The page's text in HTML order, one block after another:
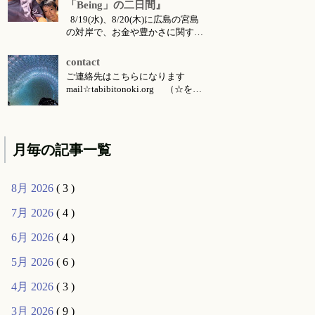
「Being」の二日間』
8/19(水)、8/20(木)に広島の宮島
の対岸で、お金や豊かさに関する
りました。 ご要望により前回六
月に東京で行った 『〜お金・豊
かさ・宇宙の流れ〜』 のお話の
続編的な内容になります。（こち
contact
ご連絡先はこちらになります
mail☆tabibitonoki.org （☆を@
ークショップ・セッション・リト
リート・出張情報等 対面セッシ
月毎の記事一覧
8月 2026 ( 3 )
7月 2026 ( 4 )
6月 2026 ( 4 )
5月 2026 ( 6 )
4月 2026 ( 3 )
3月 2026 ( 9 )